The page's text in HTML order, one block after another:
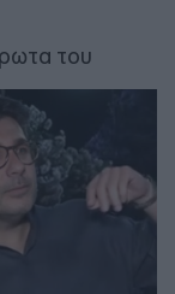
του